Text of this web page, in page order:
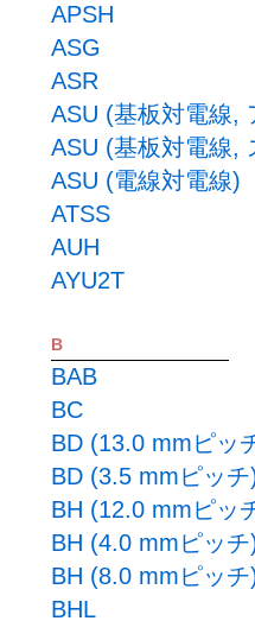
APSH
ASG
ASR
ASU (基板対電線,
ASU (基板対電線,
ASU (電線対電線)
ATSS
AUH
AYU2T
B
BAB
BC
BD (13.0 mmピッ
BD (3.5 mmピッチ
BH (12.0 mmピッ
BH (4.0 mmピッチ
BH (8.0 mmピッチ
BHL